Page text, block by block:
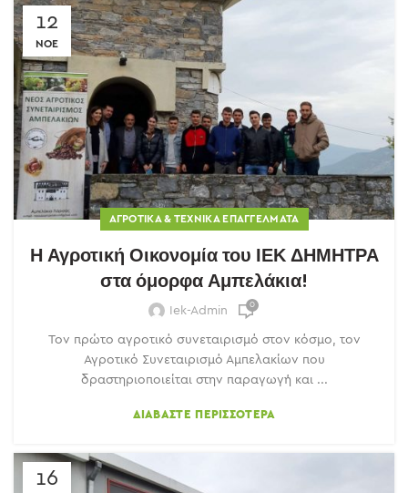
12
ΝΟΈ
ΑΓΡΟΤΙΚΆ & ΤΕΧΝΙΚΆ ΕΠΑΓΓΈΛΜΑΤΑ
Η Αγροτική Οικονομία του ΙΕΚ ΔΗΜΗΤΡΑ
στα όμορφα Αμπελάκια!
Iek-Admin 0
Τον πρώτο αγροτικό συνεταιρισμό στον κόσμο, τον
Αγροτικό Συνεταιρισμό Αμπελακίων που
δραστηριοποιείται στην παραγωγή και ...
ΔΙΑΒΆΣΤΕ ΠΕΡΙΣΣΌΤΕΡΑ
16